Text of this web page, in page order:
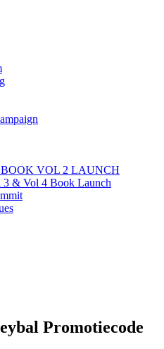
VOL 2 LAUNCH
3 & Vol 4 Book Launch
Promotiecode